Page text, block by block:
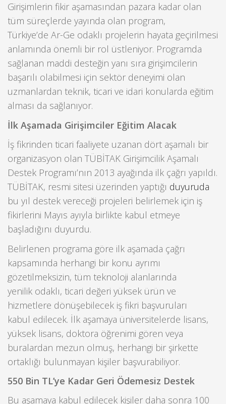
Girişimlerin fikir aşamasından pazara kadar olan
tüm süreçlerde yayında olan program,
Türkiye’de Ar-Ge odaklı projelerin hayata geçirilmesi
anlamında önemli bir rol üstleniyor. Programda
sağlanan maddi desteğin yanı sıra girişimcilerin
başarılı olabilmesi için sektör deneyimi olan
uzmanlardan teknik, ticari ve idari konularda eğitim
alması da sağlanıyor.
İlk Aşamada Girişimciler Eğitim Alacak
İş fikrinden ticari faaliyete uzanan dört aşamalı bir
organizasyon olan TÜBİTAK Girişimcilik Aşamalı
Destek Programı’nın 2013 ayağında ilk çağrı yapıldı.
TÜBİTAK, resmi sitesi üzerinden yaptığı duyuruda
bu yıl destek vereceği projeleri belirlemek için iş
fikirlerini Mayıs ayıyla birlikte kabul etmeye
başladığını duyurdu.
Belirlenen programa göre ilk aşamada çağrı
kapsamında herhangi bir konu ayrımı
gözetilmeksizin, tüm teknoloji alanlarında
yenilik odaklı, ticari değeri yüksek ürün ve
hizmetlere dönüşebilecek iş fikri başvuruları
kabul edilecek. İlk aşamaya üniversitelerde lisans,
yüksek lisans, doktora öğrenimi gören veya
buralardan mezun olmuş, herhangi bir şirkette
ortaklığı bulunmayan kişiler başvurabiliyor.
550 Bin TL’ye Kadar Geri Ödemesiz Destek
Bu aşamaya kabul edilecek kişiler daha sonra 100